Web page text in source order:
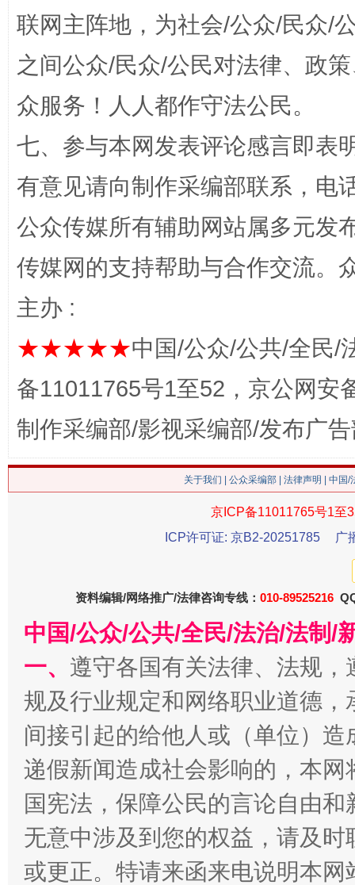
这是一记警钟！ 谢
在谋一域中谋全局
今
习近平的博鳌关键词
魏明亮
联网主阵地，为社会/公众/民众/
之间公众/民众/公民对法律、政
众服务！人人都作守法公民。
七、参与本网发表评论感言即表
有意见请向制作采编部联系，电
公众传媒所有辅助网站属多元发
传媒网的支持帮助与合作交流。
主办 :
★★★★★中国/公众/公共/全民/
备11011765号1至52，京公网安
制作采编部/影视采编部/发布广
关于我们 公众采编部 法律声明 | 中国
京ICP备11011765号1至
ICP许可证: 京B2-20251785
广
资料编辑/网络推广/法律咨询专线： 010-89525216
中国/公众/公共/全民/法治/法制/
一、 遵守各国有关法律、法规
规及行业规定和网络职业道德
间接引起的给他人或（单位）
递假新闻造成社会影响的，本
国宪法，保障公民的言论自由
无意中涉及到您的权益，请及
或更正。特请来函来电说明本